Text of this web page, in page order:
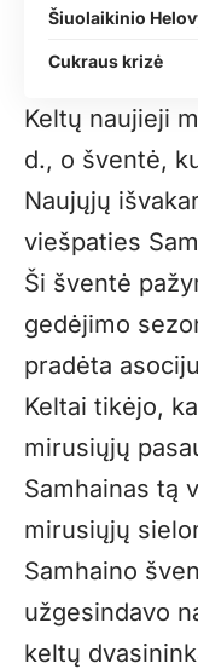
Šiuolaikinio
Cukraus krizė
Keltų naujieji
d., o šventė,
Naujųjų
viešpaties
Ši šventė
gedėjimo
pradėta
Keltai tikėjo,
mirusiųjų
Samhainas tą
mirusiųjų
Samhaino
užgesindavo
keltų